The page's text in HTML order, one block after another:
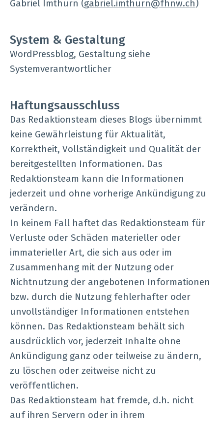
Gabriel Imthurn (gabriel.imthurn@fhnw.ch)
System & Gestaltung
WordPressblog, Gestaltung siehe
Systemverantwortlicher
Haftungsausschluss
Das Redaktionsteam dieses Blogs übernimmt
keine Gewährleistung für Aktualität,
Korrektheit, Vollständigkeit und Qualität der
bereitgestellten Informationen. Das
Redaktionsteam kann die Informationen
jederzeit und ohne vorherige Ankündigung zu
verändern.
In keinem Fall haftet das Redaktionsteam für
Verluste oder Schäden materieller oder
immaterieller Art, die sich aus oder im
Zusammenhang mit der Nutzung oder
Nichtnutzung der angebotenen Informationen
bzw. durch die Nutzung fehlerhafter oder
unvollständiger Informationen entstehen
können. Das Redaktionsteam behält sich
ausdrücklich vor, jederzeit Inhalte ohne
Ankündigung ganz oder teilweise zu ändern,
zu löschen oder zeitweise nicht zu
veröffentlichen.
Das Redaktionsteam hat fremde, d.h. nicht
auf ihren Servern oder in ihrem